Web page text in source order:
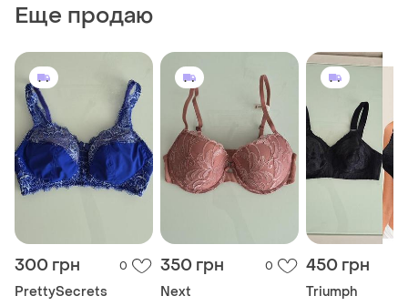
Еще продаю
300 грн 0
PrettySecrets
350 грн 0
Next
450 грн
Triumph